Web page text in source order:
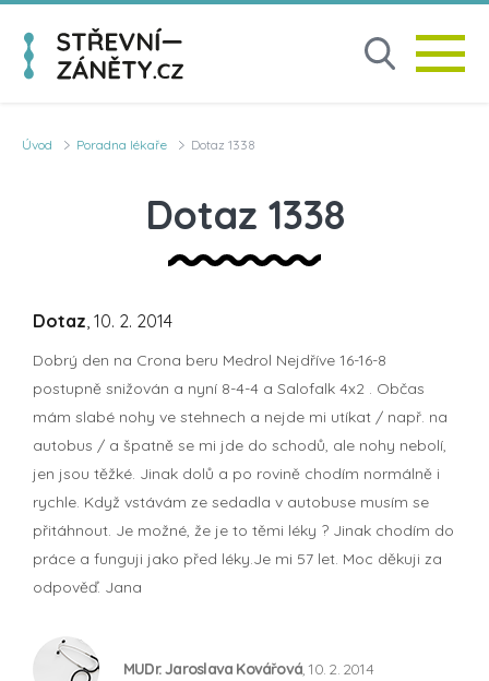
Úvod Poradna lékaře Dotaz 1338
Dotaz 1338
Dotaz, 10. 2. 2014
Dobrý den na Crona beru Medrol Nejdříve 16-16-8
postupně snižován a nyní 8-4-4 a Salofalk 4x2 . Občas
mám slabé nohy ve stehnech a nejde mi utíkat / např. na
autobus / a špatně se mi jde do schodů, ale nohy nebolí,
jen jsou těžké. Jinak dolů a po rovině chodím normálně i
rychle. Když vstávám ze sedadla v autobuse musím se
přitáhnout. Je možné, že je to těmi léky ? Jinak chodím do
práce a funguji jako před léky.Je mi 57 let. Moc děkuji za
odpověď. Jana
MUDr. Jaroslava Kovářová, 10. 2. 2014